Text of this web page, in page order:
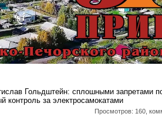
Гольдштейн: сплошными запретами
контроль за электросамокатами
Просмотров: 160,